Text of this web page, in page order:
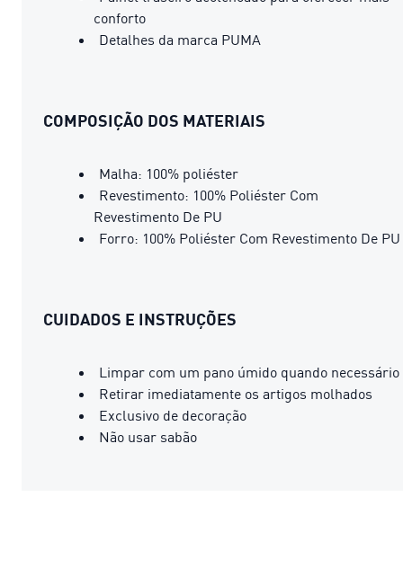
conforto
Detalhes da marca PUMA
COMPOSIÇÃO DOS MATERIAIS
Malha: 100% poliéster
Revestimento: 100% Poliéster Com
Revestimento De PU
Forro: 100% Poliéster Com Revestimento De PU
CUIDADOS E INSTRUÇÕES
Limpar com um pano úmido quando necessário
Retirar imediatamente os artigos molhados
Exclusivo de decoração
Não usar sabão